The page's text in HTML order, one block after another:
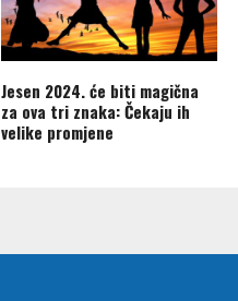
Jesen 2024. će biti magična
za ova tri znaka: Čekaju ih
velike promjene